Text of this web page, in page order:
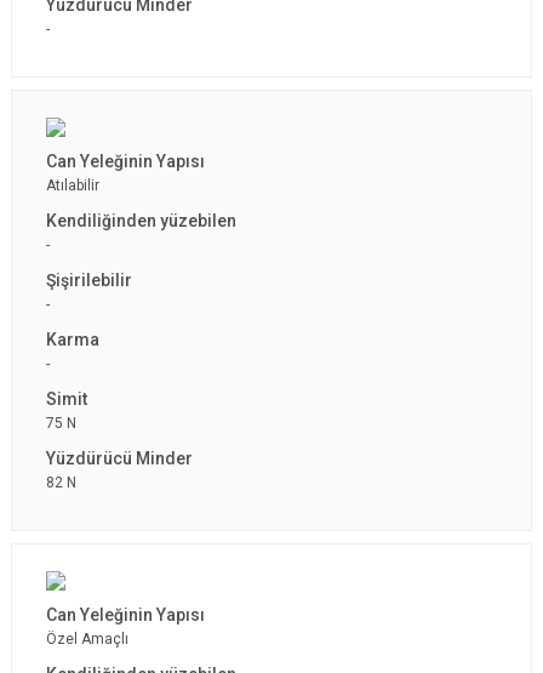
-
Atılabilir
-
-
-
75 N
82 N
Özel Amaçlı